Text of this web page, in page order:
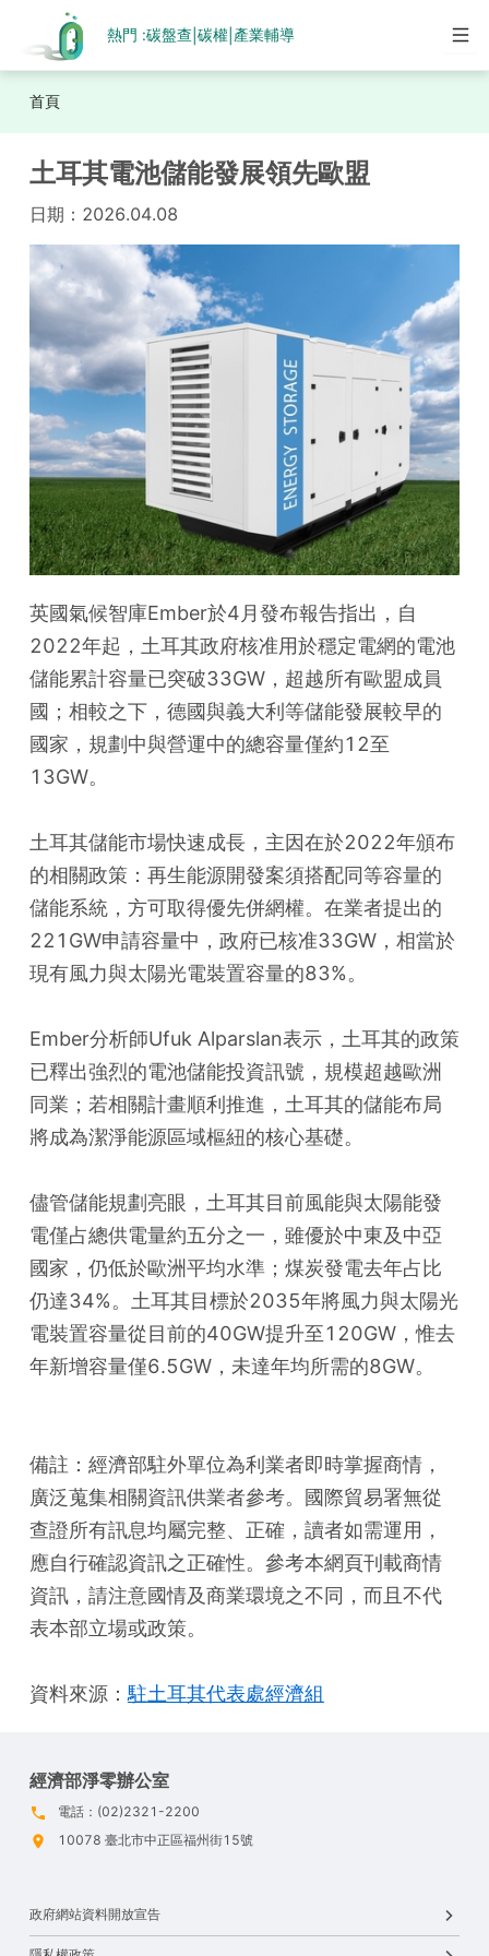
熱門 :碳盤查 碳權| 產業輔導
首頁
土耳其電池儲能發展領先歐盟
日期： 2026.04.08
英國氣候智庫Ember於4月發布報告指出，自
2022年起，土耳其政府核准用於穩定電網的電池
儲能累計容量已突破33GW，超越所有歐盟成員
國；相較之下，德國與義大利等儲能發展較早的
國家，規劃中與營運中的總容量僅約12至
13GW。
土耳其儲能市場快速成長，主因在於2022年頒布
的相關政策：再生能源開發案須搭配同等容量的
儲能系統，方可取得優先併網權。在業者提出的
221GW申請容量中，政府已核准33GW，相當於
現有風力與太陽光電裝置容量的83%。
Ember分析師Ufuk Alparslan表示，土耳其的政策
已釋出強烈的電池儲能投資訊號，規模超越歐洲
同業；若相關計畫順利推進，土耳其的儲能布局
將成為潔淨能源區域樞紐的核心基礎。
儘管儲能規劃亮眼，土耳其目前風能與太陽能發
電僅占總供電量約五分之一，雖優於中東及中亞
國家，仍低於歐洲平均水準；煤炭發電去年占比
仍達34%。土耳其目標於2035年將風力與太陽光
電裝置容量從目前的40GW提升至120GW，惟去
年新增容量僅6.5GW，未達年均所需的8GW。
備註：經濟部駐外單位為利業者即時掌握商情，
廣泛蒐集相關資訊供業者參考。國際貿易署無從
查證所有訊息均屬完整、正確，讀者如需運用，
應自行確認資訊之正確性。參考本網頁刊載商情
資訊，請注意國情及商業環境之不同，而且不代
表本部立場或政策。
資料來源：駐土耳其代表處經濟組
經濟部淨零辦公室
電話：(02)2321-2200
10078 臺北市中正區福州街15號
政府網站資料開放宣告